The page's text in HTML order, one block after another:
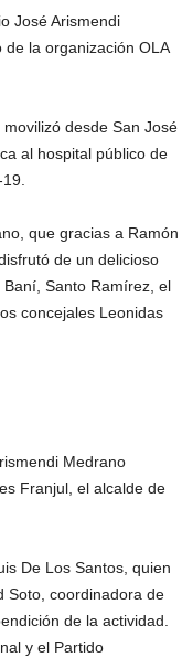
José Arismendi
la organización OLA
desde San José
al hospital público de
que gracias a Ramón
de un delicioso
Santo Ramírez, el
concejales Leonidas
Medrano
Franjul, el alcalde de
De Los Santos, quien
Soto, coordinadora de
de la actividad.
y el Partido